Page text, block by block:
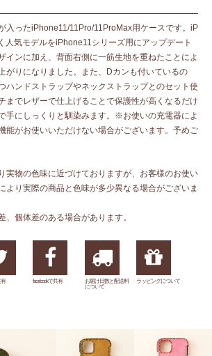
入ったiPhone11/11Pro/11ProMax用ケースです。iP
人気モデルをiPhone11シリーズ用にアップデート
インに加え、背面右側に一筋生地を重ねたことによ
がりになりました。また、Dカンも付いているの
ハンドストラップやネックストラップとのセット使
までレザーで仕上げることで保護性が高くなるだけ
手にしっくりと馴染みます。※お使いの充電器によ
能がお使いいただけない場合がございます。予めご
実物の色味に近づけておりますが、お客様のお使い
より実際の商品と色味が多少異なる場合がございま
、個体差のある場合があります。
有 facebookで共有
お届け日数と配送料
について
ラッピングについて